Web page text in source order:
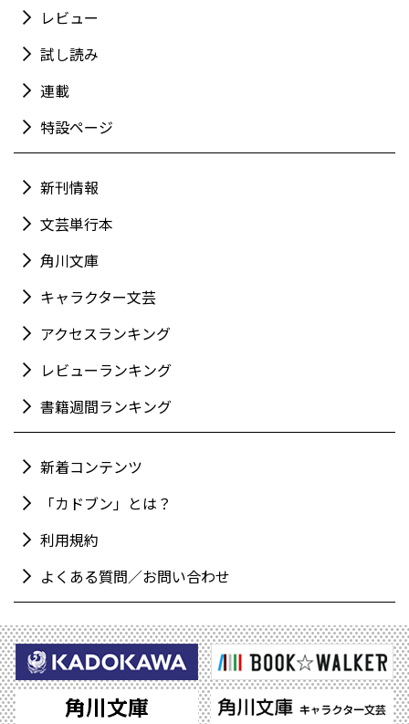
レビュー
試し読み
連載
特設ページ
新刊情報
文芸単行本
角川文庫
キャラクター文芸
アクセスランキング
レビューランキング
書籍週間ランキング
新着コンテンツ
「カドブン」とは？
利用規約
よくある質問／お問い合わせ